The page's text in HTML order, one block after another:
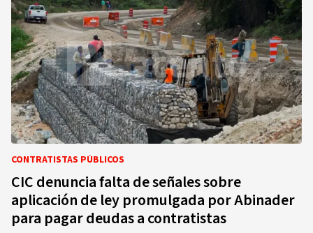
CONTRATISTAS PÚBLICOS
CIC denuncia falta de señales sobre
aplicación de ley promulgada por Abinader
para pagar deudas a contratistas